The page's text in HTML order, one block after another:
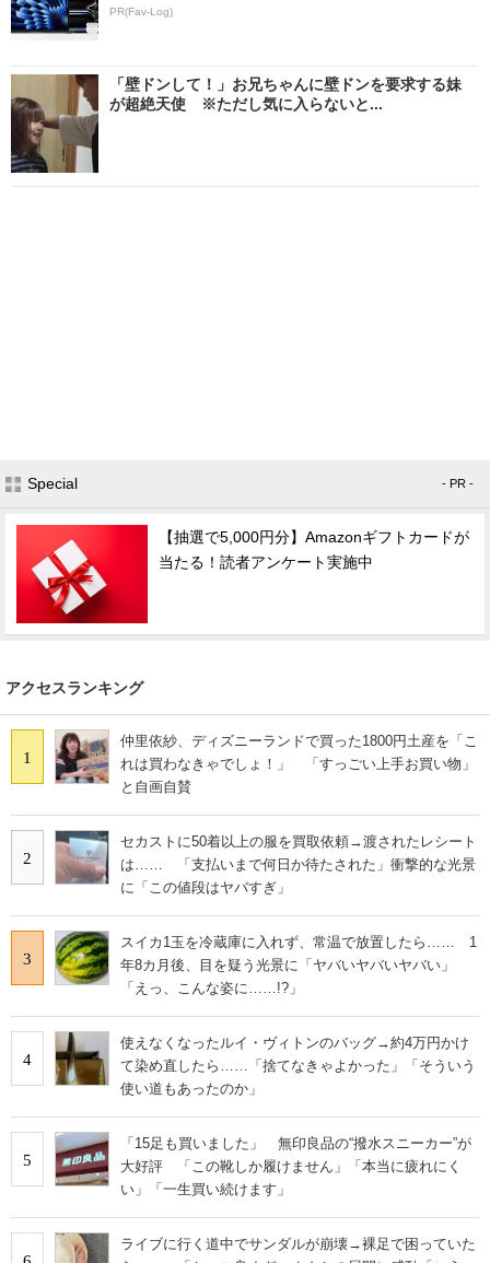
PR(Fav-Log)
「壁ドンして！」お兄ちゃんに壁ドンを要求する妹
が超絶天使 ※ただし気に入らないと...
Special - PR -
【抽選で5,000円分】Amazonギフトカードが
当たる！読者アンケート実施中
アクセスランキング
1
仲里依紗、ディズニーランドで買った1800円土産を「こ
れは買わなきゃでしょ！」 「すっごい上手お買い物」
と自画自賛
2
セカストに50着以上の服を買取依頼→渡されたレシート
は…… 「支払いまで何日か待たされた」衝撃的な光景
に「この値段はヤバすぎ」
3
スイカ1玉を冷蔵庫に入れず、常温で放置したら…… 1
年8カ月後、目を疑う光景に「ヤバいヤバいヤバい」
「えっ、こんな姿に……!?」
4
使えなくなったルイ・ヴィトンのバッグ→約4万円かけ
て染め直したら……「捨てなきゃよかった」「そういう
使い道もあったのか」
5
「15足も買いました」 無印良品の“撥水スニーカー”が
大好評 「この靴しか履けません」「本当に疲れにく
い」「一生買い続けます」
ライブに行く道中でサンダルが崩壊→裸足で困っていた